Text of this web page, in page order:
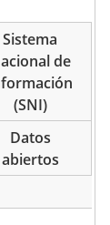
Sistema
de
(SNI)
Datos
abiertos